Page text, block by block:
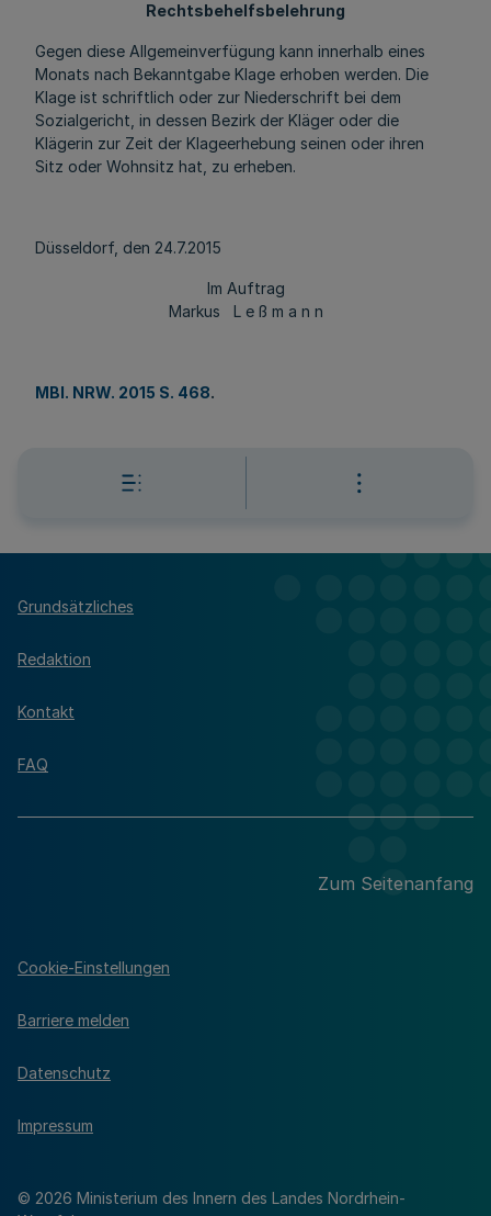
Rechtsbehelfsbelehrung
Gegen diese Allgemeinverfügung kann innerhalb eines
Monats nach Bekanntgabe Klage erhoben werden. Die
Klage ist schriftlich oder zur Niederschrift bei dem
Sozialgericht, in dessen Bezirk der Kläger oder die
Klägerin zur Zeit der Klageerhebung seinen oder ihren
Sitz oder Wohnsitz hat, zu erheben.
Düsseldorf, den 24.7.2015
Im Auftrag
Markus L e ß m a n n
MBl. NRW. 2015 S. 468.
Grundsätzliches
Redaktion
Kontakt
FAQ
Zum Seitenanfang
© 2026 Ministerium des Innern des Landes Nordrhein-
Cookie-Einstellungen
Barriere melden
Datenschutz
Impressum